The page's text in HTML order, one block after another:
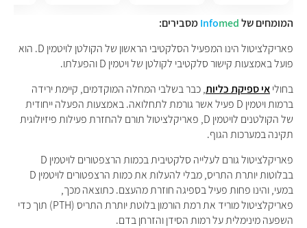
המומחים של Infomed
מסבירים:
פאריקלציטול הינו המפעיל הסלקטיבי הראשון של הקולטן לויטמין D. הוא
פועל באמצעות קישור סלקטיבי לקולטן של ויטמין D והפעלתו.
בחוליאי ספיקת כליות, כבר בשלבי המחלה המוקדמים, קיימת ירידה
ברמות ויטמין D פעיל אשר גורמת לתחלואה. באמצעות הפעלה ייחודית
של הקולטנים לויטמין D, פאריקלציטול תורם להחזרת פעילות פיזיולוגית
תקינה במערכות הגוף.
פאריקלציטול גורם לעלייה סלקטיבית בכמות הרצפטורים לויטמין D
בבלוטות יותרת התריס, מבלי להעלות את כמות הרצפטורים לויטמין D
במעי, והינו פחות פעיל בספיגה חוזרת מהעצם. כתוצאה מכך,
פאריקלציטול מוריד את רמת הורמון בלוטת יותרת התריס (PTH) תוך כדי
השפעה מינימלית על רמות הסידן והזרחן בדם.